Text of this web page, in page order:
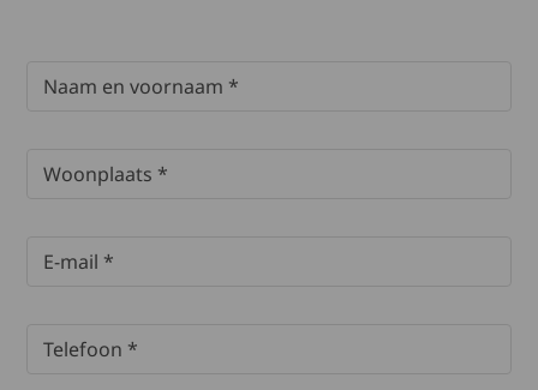
Naam en voornaam
Woonplaats
E-mail
Telefoon